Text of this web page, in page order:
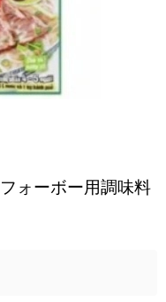
ォーボー用調味料